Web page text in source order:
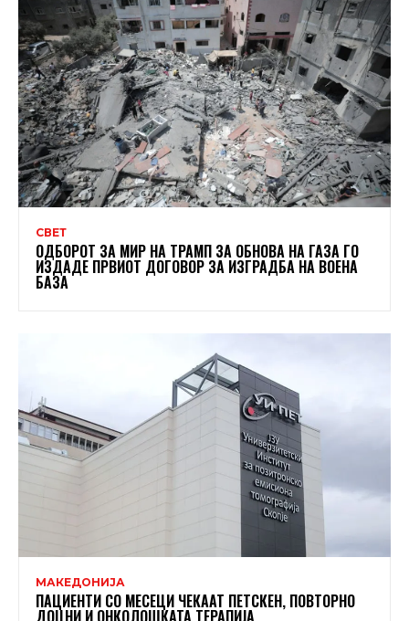
СВЕТ
ОДБОРОТ ЗА МИР НА ТРАМП ЗА ОБНОВА НА ГАЗА ГО
ИЗДАДЕ ПРВИОТ ДОГОВОР ЗА ИЗГРАДБА НА ВОЕНА
БАЗА
МАКЕДОНИЈА
ПАЦИЕНТИ СО МЕСЕЦИ ЧЕКААТ ПЕТСКЕН, ПОВТОРНО
ДОЦНИ И ОНКОЛОШКАТА ТЕРАПИЈА